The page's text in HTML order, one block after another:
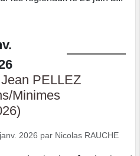
PELLEZ
Minimes
2026 par Nicolas RAUCHE